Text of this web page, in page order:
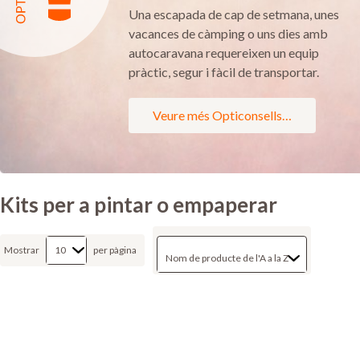
Una escapada de cap de setmana, unes
vacances de càmping o uns dies amb
autocaravana requereixen un equip
pràctic, segur i fàcil de transportar.
Veure més Opticonsells…
Kits per a pintar o empaperar
Mostrar per pàgina